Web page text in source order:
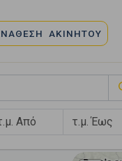
ΑΚΙΝΗΤΟΥ